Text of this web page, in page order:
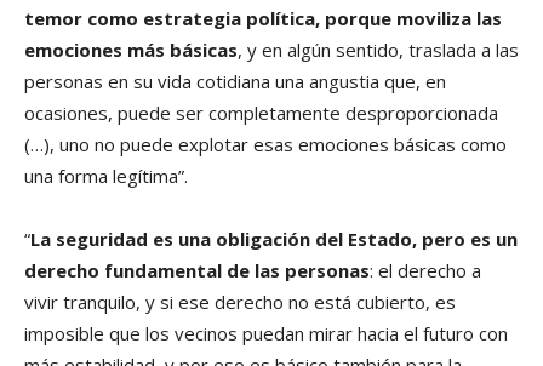
temor como estrategia política, porque moviliza las
emociones más básicas, y en algún sentido, traslada a las
personas en su vida cotidiana una angustia que, en
ocasiones, puede ser completamente desproporcionada
(…), uno no puede explotar esas emociones básicas como
una forma legítima”.
“La seguridad es una obligación del Estado, pero es un
derecho fundamental de las personas: el derecho a
vivir tranquilo, y si ese derecho no está cubierto, es
imposible que los vecinos puedan mirar hacia el futuro con